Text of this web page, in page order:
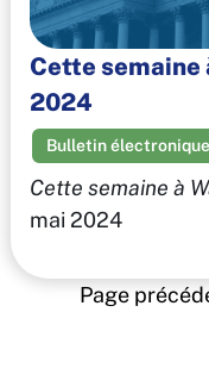
Cette semaine
2024
Bulletin électronique
Cette semaine à
mai 2024
Page